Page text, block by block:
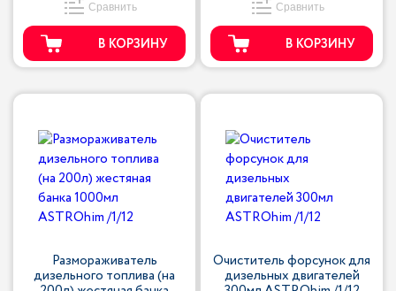
Сравнить
В КОРЗИНУ
Сравнить
В КОРЗИНУ
Размораживатель
дизельного топлива (на
Очиститель форсунок для
дизельных двигателей